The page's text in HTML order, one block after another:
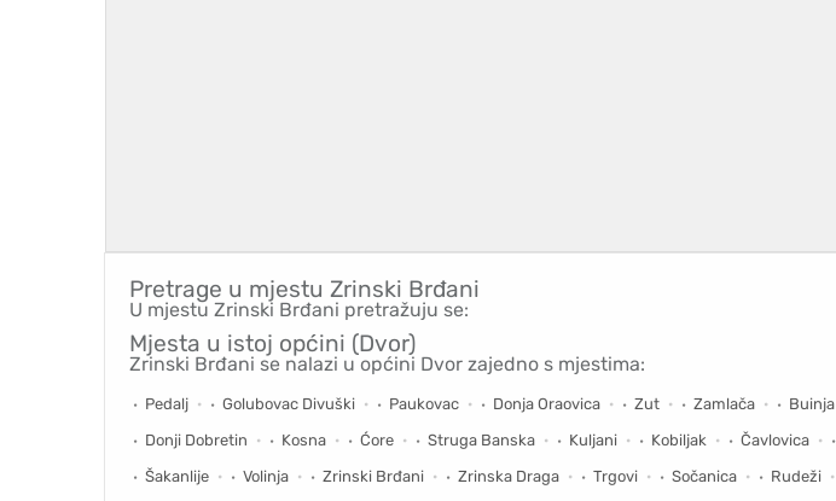
Pretrage u mjestu Zrinski Brđani
U mjestu Zrinski Brđani pretražuju se:
Mjesta u istoj općini (Dvor)
Zrinski Brđani se nalazi u općini Dvor zajedno s mjestima:
Pedalj Golubovac Divuški Paukovac Donja Oraovica Zut Zamlača Buinja
Donji Dobretin
Kosna Ćore Struga Banska Kuljani Kobiljak Čavlovica
Šakanlije
Volinja Zrinski Brđani Zrinska Draga Trgovi Sočanica Rudeži